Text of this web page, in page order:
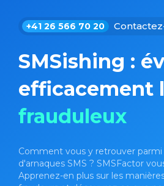
+41 26 566 70 20
SMSishing :
efficacement
frauduleux
Comment vous y retrouver
d'arnaques SMS ? SMSFactor
Apprenez-en plus sur les